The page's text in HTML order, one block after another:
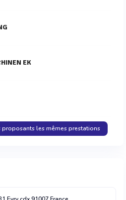
EK
les mêmes prestations